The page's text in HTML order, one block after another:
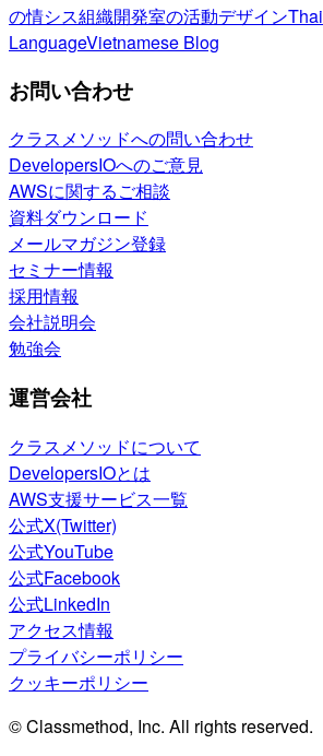
の情シス組織開発室の活動デザインThai
LanguageVietnamese Blog
お問い合わせ
クラスメソッドへの問い合わせ
DevelopersIOへのご意見
AWSに関するご相談
資料ダウンロード
メールマガジン登録
セミナー情報
採用情報
会社説明会
勉強会
運営会社
クラスメソッドについて
DevelopersIOとは
AWS支援サービス一覧
公式X(Twitter)
公式YouTube
公式Facebook
公式LinkedIn
アクセス情報
プライバシーポリシー
クッキーポリシー
© Classmethod, Inc. All rights reserved.